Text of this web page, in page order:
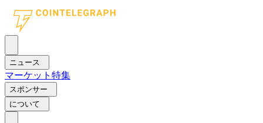
ニュース
マーケット 特集
スポンサー
について